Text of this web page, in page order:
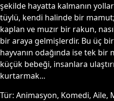
şekilde hayatta kalmanın
tüylü, kendi halinde bir
kaplan ve muzır bir rakun,
bir araya gelmişlerdir. Bu üç
hayvanın odağında ise tek bir
küçük bebeği, insanlara
kurtarmak...
Tür: Animasyon, Komedi, Aile,